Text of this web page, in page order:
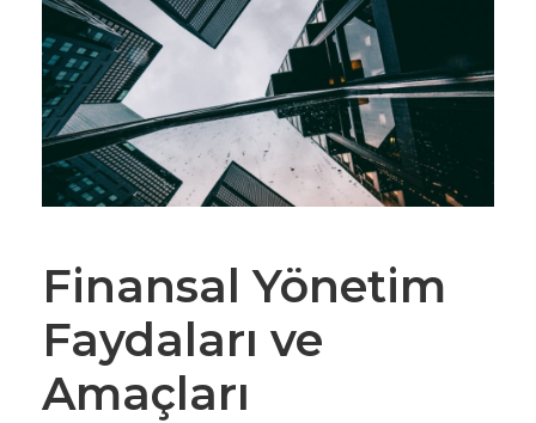
Finansal Yönetim
Faydaları ve
Amaçları